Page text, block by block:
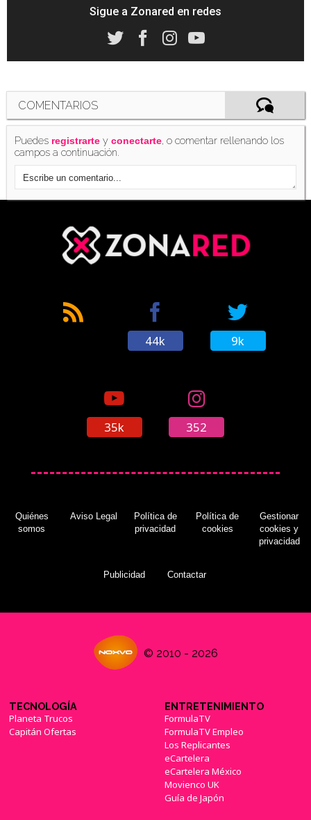
Sigue a Zonared en redes
COMENTARIOS
Puedes registrarte yconectarte, o comentar rellenando los
campos a continuación.
44k 9k
35k 352
Quiénes
somos
Aviso Legal
Política de
privacidad
Política de
cookies
Gestionar
cookies y
privacidad
Publicidad Contactar
© 2010 - 2026
TECNOLOGÍA
Planeta Trucos
Capitán Ofertas
ENTRETENIMIENTO
FormulaTV
FormulaTV Empleo
Los Replicantes
eCartelera
eCartelera México
Movienco UK
Guía de Japón